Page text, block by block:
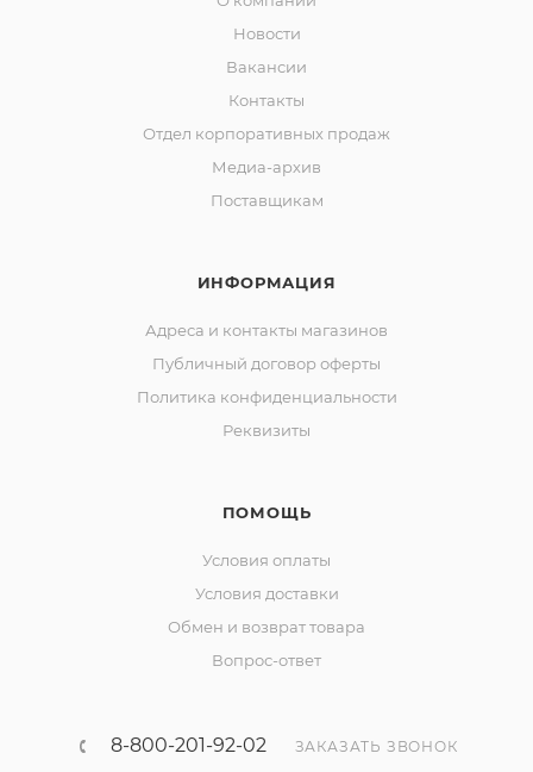
Новости
Вакансии
Контакты
Отдел корпоративных продаж
Медиа-архив
Поставщикам
ИНФОРМАЦИЯ
Адреса и контакты магазинов
Публичный договор оферты
Политика конфиденциальности
Реквизиты
ПОМОЩЬ
Условия оплаты
Условия доставки
Обмен и возврат товара
Вопрос-ответ
8-800-201-92-02 ЗАКАЗАТЬ ЗВОНОК